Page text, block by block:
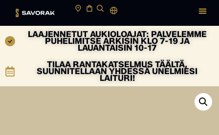
LAAJENNETUT AUKIOLOAJAT: PALVELEMME
PUHELIMITSE ARKISIN KLO 7-19 JA
LAUANTAISIN 10-17
TILAA RANTAKATSELMUS TÄÄLTÄ,
SUUNNITELLAAN YHDESSÄ UNELMIESI
LAITURI!